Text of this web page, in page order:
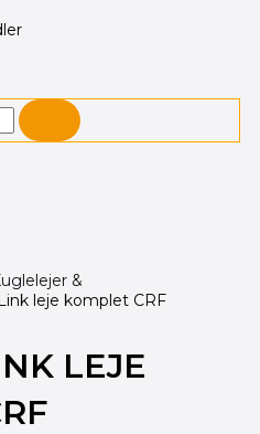
&
leje komplet CRF
LEJE